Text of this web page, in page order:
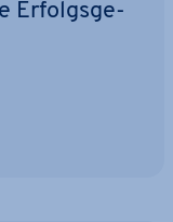
Er­folgs­ge­